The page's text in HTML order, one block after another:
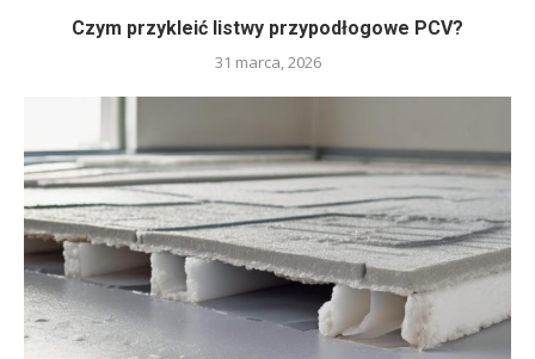
Czym przykleić listwy przypodłogowe PCV?
31 marca, 2026